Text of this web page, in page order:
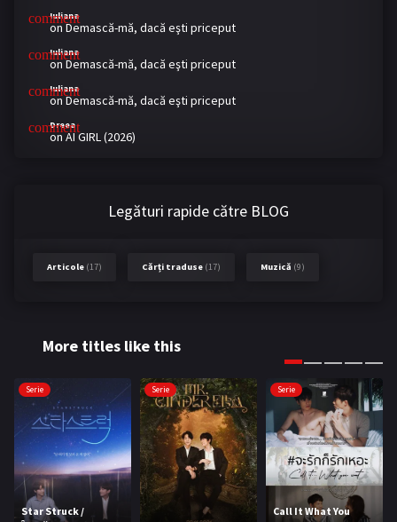
Iuliana
onDemască-mă, dacă eşti priceput
Iuliana
onDemască-mă, dacă eşti priceput
Iuliana
onDemască-mă, dacă eşti priceput
Dreea
onAI GIRL (2026)
Legături rapide către BLOG
Articole (17) Cărți traduse (17) Muzică (9)
More titles like this
Serie
Star Struck /
Serie Serie
Call It What You